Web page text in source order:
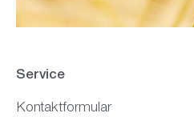
Service
Kontaktformular